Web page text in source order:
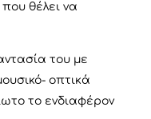
που θέλει να
του με
οπτικά
το ενδιαφέρον